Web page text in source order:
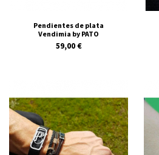
Pendientes de plata
Vendimia by PATO
59,00 €